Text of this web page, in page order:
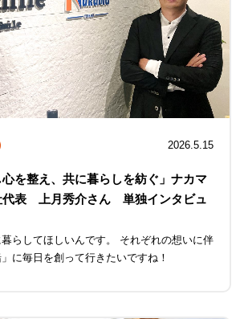
2026.5.15
心を整え、共に暮らしを紡ぐ」ナカマ
代表 上月秀介さん 単独インタビュ
らしてほしいんです。 それぞれの想いに伴
に毎日を創って行きたいですね！